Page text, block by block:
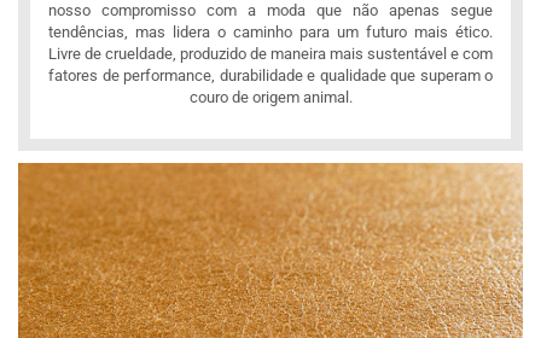
nosso compromisso com a moda que não apenas segue
tendências, mas lidera o caminho para um futuro mais ético.
Livre de crueldade, produzido de maneira mais sustentável e com
fatores de performance, durabilidade e qualidade que superam o
couro de origem animal.